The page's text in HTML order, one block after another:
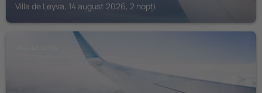
Villa de Leyva, 14 august 2026, 2 nopți